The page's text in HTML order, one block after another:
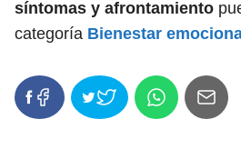
síntomas y afrontamiento
categoría Bienestar